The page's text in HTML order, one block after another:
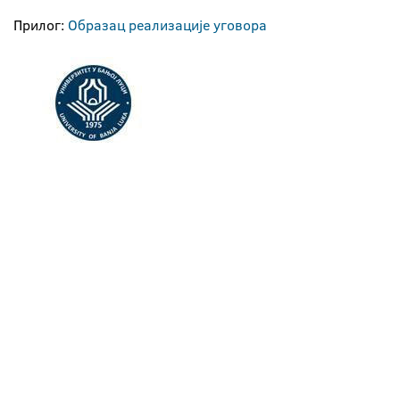
Прилог: Образац реализације уговора